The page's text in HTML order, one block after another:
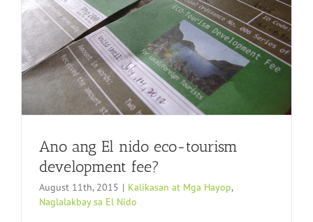
Ano ang El nido eco-tourism
development fee?
August 11th, 2015 | Kalikasan at Mga Hayop,
Naglalakbay sa El Nido